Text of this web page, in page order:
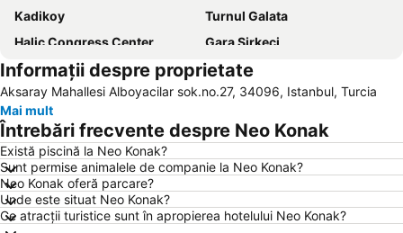
Kadikoy
Turnul Galata
Halic Congress Center
Gara Sirkeci
Moscheea albastră
Istanbul Anatolian Side
Istanbul Airport
Hagia Sofia
Aeroportul int. Sabiha Gokcen Istanbul
Stația de metrou Aksaray
Piața Moscheea Albastră
Eminonu
Besiktas
Galata
Esenler Bus Terminal
Bakırköy
Caddebostan
Informații despre proprietate
Aksaray Mahallesi Alboyacilar sok.no.27, 34096, Istanbul, Turcia
Mai mult
Întrebări frecvente despre Neo Konak
Există piscină la Neo Konak?
Sunt permise animalele de companie la Neo Konak?
Neo Konak oferă parcare?
Unde este situat Neo Konak?
Ce atracții turistice sunt în apropierea hotelului Neo Konak?